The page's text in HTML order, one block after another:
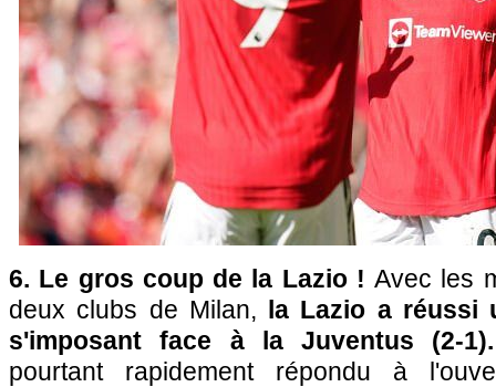
6. Le gros coup de la Lazio ! Avec les
deux clubs de Milan, la Lazio a réussi
s'imposant face à la Juventus (2-1).
pourtant rapidement répondu à